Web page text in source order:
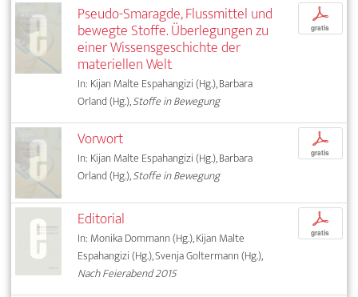
Pseudo-Smaragde, Flussmittel und
bewegte Stoffe. Überlegungen zu
einer Wissensgeschichte der
materiellen Welt
In: Kijan Malte Espahangizi (Hg.), Barbara
Orland (Hg.),Stoffe in Bewegung
p
gratis
Vorwort
In: Kijan Malte Espahangizi (Hg.), Barbara
Orland (Hg.),Stoffe in Bewegung
p
gratis
Editorial
In: Monika Dommann (Hg.), Kijan Malte
Espahangizi (Hg.), Svenja Goltermann (Hg.),
Nach Feierabend 2015
p
gratis